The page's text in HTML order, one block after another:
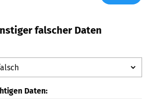
falscher Daten
Daten: